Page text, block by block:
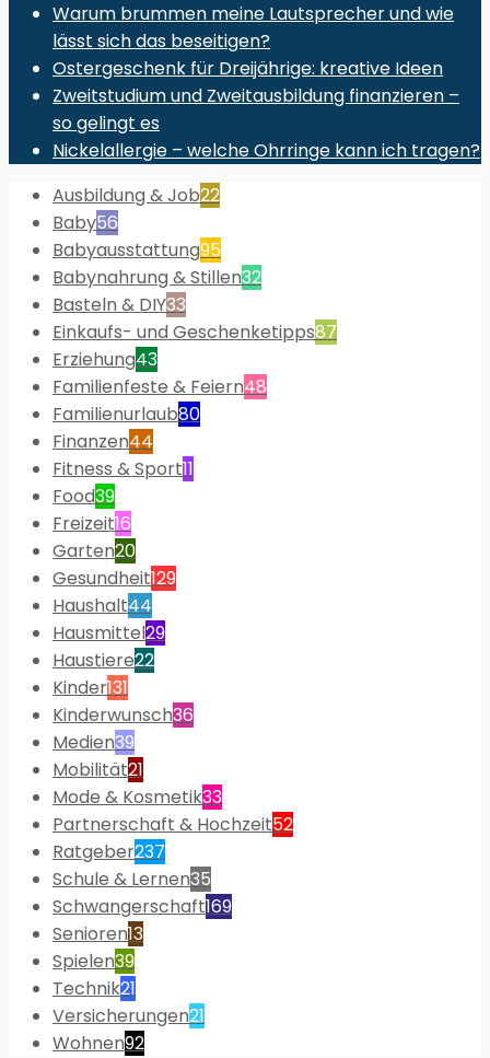
Warum brummen meine Lautsprecher und wie
lässt sich das beseitigen?
Ostergeschenk für Dreijährige: kreative Ideen
Zweitstudium und Zweitausbildung finanzieren –
so gelingt es
Nickelallergie – welche Ohrringe kann ich tragen?
Ausbildung & Job22
Baby56
Babyausstattung95
Babynahrung & Stillen32
Basteln & DIY33
Einkaufs- und Geschenketipps87
Erziehung43
Familienfeste & Feiern48
Familienurlaub80
Finanzen44
Fitness & Sport11
Food39
Freizeit16
Garten20
Gesundheit129
Haushalt44
Hausmittel29
Haustiere22
Kinder131
Kinderwunsch36
Medien39
Mobilität21
Mode & Kosmetik33
Partnerschaft & Hochzeit52
Ratgeber237
Schule & Lernen35
Schwangerschaft169
Senioren13
Spielen39
Technik21
Versicherungen21
Wohnen92